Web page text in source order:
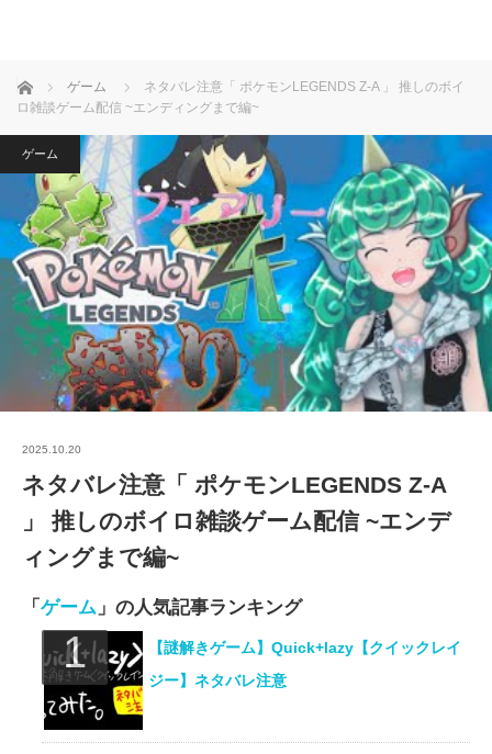
ホーム ゲーム
ネタバレ注意「 ポケモンLEGENDS Z-A 」 推しのボイ
ロ雑談ゲーム配信 ~エンディングまで編~
ゲーム
2025.10.20
ネタバレ注意「 ポケモンLEGENDS Z-A
」 推しのボイロ雑談ゲーム配信 ~エンデ
ィングまで編~
「 ゲーム 」の人気記事ランキング
【謎解きゲーム】Quick+lazy【クイックレイ
ジー】ネタバレ注意